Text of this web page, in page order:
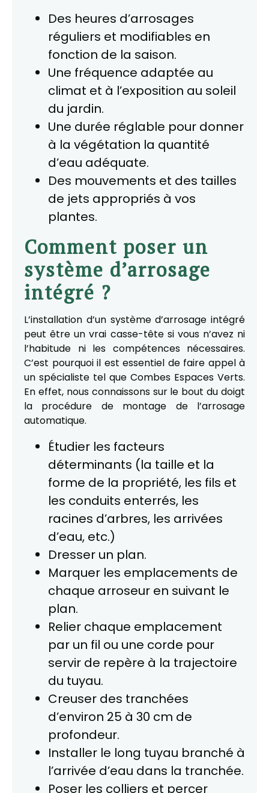
Des heures d’arrosages
réguliers et modifiables en
fonction de la saison.
Une fréquence adaptée au
climat et à l’exposition au soleil
du jardin.
Une durée réglable pour donner
à la végétation la quantité
d’eau adéquate.
Des mouvements et des tailles
de jets appropriés à vos
plantes.
Comment poser un
système d’arrosage
intégré ?
L’installation d’un système d’arrosage intégré
peut être un vrai casse-tête si vous n’avez ni
l’habitude ni les compétences nécessaires.
C’est pourquoi il est essentiel de faire appel à
un spécialiste tel que Combes Espaces Verts.
En effet, nous connaissons sur le bout du doigt
la procédure de montage de l’arrosage
automatique.
Étudier les facteurs
déterminants (la taille et la
forme de la propriété, les fils et
les conduits enterrés, les
racines d’arbres, les arrivées
d’eau, etc.)
Dresser un plan.
Marquer les emplacements de
chaque arroseur en suivant le
plan.
Relier chaque emplacement
par un fil ou une corde pour
servir de repère à la trajectoire
du tuyau.
Creuser des tranchées
d’environ 25 à 30 cm de
profondeur.
Installer le long tuyau branché à
l’arrivée d’eau dans la tranchée.
Poser les colliers et percer